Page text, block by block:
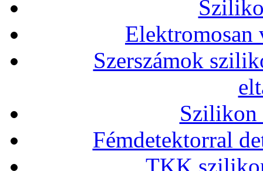
Elektromosan
Szerszámok
Szilikon
Fémdetektorral